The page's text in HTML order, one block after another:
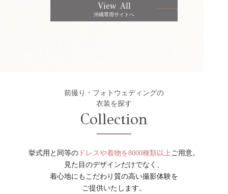
View All
沖縄専用サイトへ
前撮り・フォトウェディングの
衣装を探す
Collection
挙式用と同等の ドレスや着物を8000種類以上 ご用意。
見た目のデザインだけでなく、
着心地にもこだわり質の高い撮影体験を
ご提供いたします。